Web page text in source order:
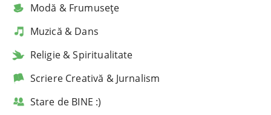
Modă & Frumusețe
Muzică & Dans
Religie & Spiritualitate
Scriere Creativă & Jurnalism
Stare de BINE :)